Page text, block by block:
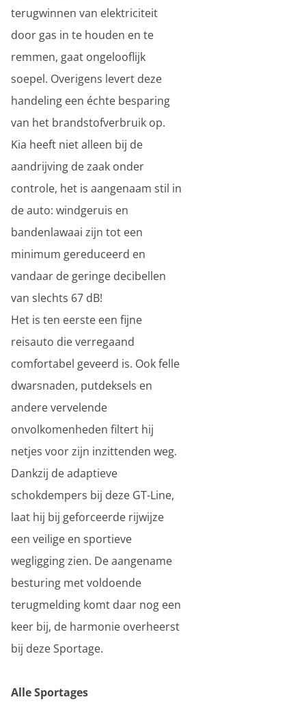
terugwinnen van elektriciteit
door gas in te houden en te
remmen, gaat ongelooflijk
soepel. Overigens levert deze
handeling een échte besparing
van het brandstofverbruik op.
Kia heeft niet alleen bij de
aandrijving de zaak onder
controle, het is aangenaam stil in
de auto: windgeruis en
bandenlawaai zijn tot een
minimum gereduceerd en
vandaar de geringe decibellen
van slechts 67 dB!
Het is ten eerste een fijne
reisauto die verregaand
comfortabel geveerd is. Ook felle
dwarsnaden, putdeksels en
andere vervelende
onvolkomenheden filtert hij
netjes voor zijn inzittenden weg.
Dankzij de adaptieve
schokdempers bij deze GT-Line,
laat hij bij geforceerde rijwijze
een veilige en sportieve
wegligging zien. De aangename
besturing met voldoende
terugmelding komt daar nog een
keer bij, de harmonie overheerst
bij deze Sportage.
Alle Sportages